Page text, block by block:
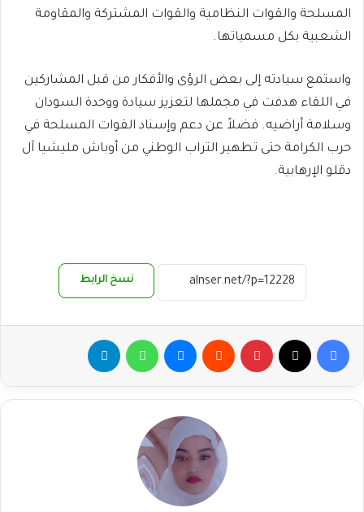
المسلحة والقوات النظامية والقوات المشتركة والمقاومة
الشعبية بكل مسمياتها.
واستمع سيادته إلى بعض الرؤى والأفكار من قبل المشاركين
في اللقاء هدفت في مجملها لتعزيز سيادة ووحدة السودان
وسلامة أراضيه. فضلاً عن دعم وإسناد القوات المسلحة في
حرب الكرامة حتى تطهير التراب الوطني من أوباش مليشيا آل
دقلو الإرهابية.
نسخ الرابط
فيسبوك بينتيريست ماسنجر واتساب